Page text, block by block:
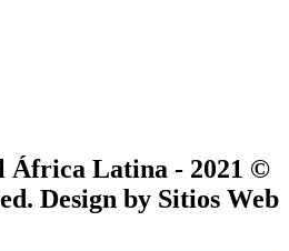
África Latina - 2021 ©
Design by Sitios Web